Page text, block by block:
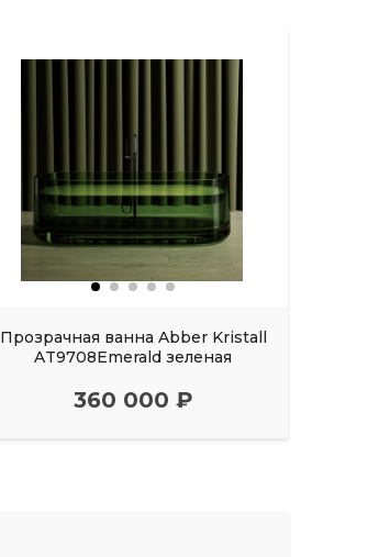
Прозрачная ванна Abber Kristall
AT9708Emerald зеленая
360 000 ₽